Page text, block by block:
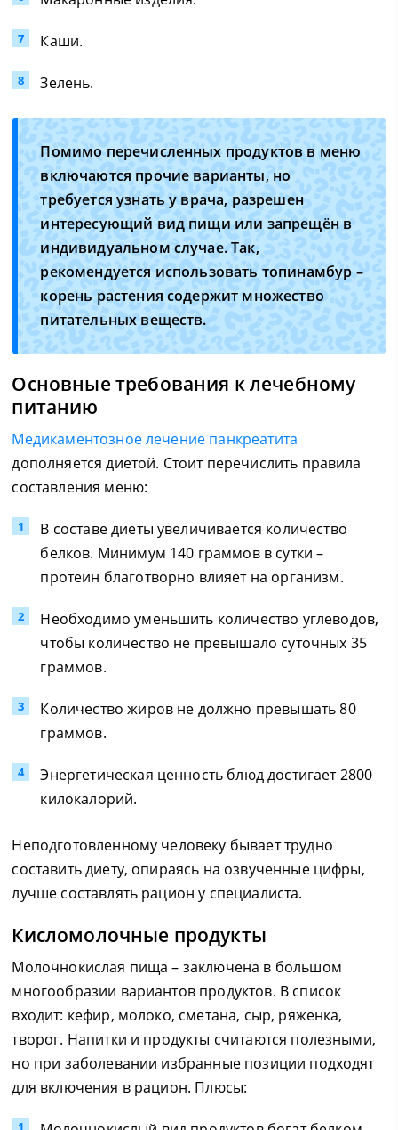
Каши.
Зелень.
Помимо перечисленных продуктов в меню
включаются прочие варианты, но
требуется узнать у врача, разрешен
интересующий вид пищи или запрещён в
индивидуальном случае. Так,
рекомендуется использовать топинамбур –
корень растения содержит множество
питательных веществ.
Основные требования к лечебному
питанию
Медикаментозное лечение панкреатита
дополняется диетой. Стоит перечислить правила
составления меню:
В составе диеты увеличивается количество
белков. Минимум 140 граммов в сутки –
протеин благотворно влияет на организм.
Необходимо уменьшить количество углеводов,
чтобы количество не превышало суточных 35
граммов.
Количество жиров не должно превышать 80
граммов.
Энергетическая ценность блюд достигает 2800
килокалорий.
Неподготовленному человеку бывает трудно
составить диету, опираясь на озвученные цифры,
лучше составлять рацион у специалиста.
Кисломолочные продукты
Молочнокислая пища – заключена в большом
многообразии вариантов продуктов. В список
входит: кефир, молоко, сметана, сыр, ряженка,
творог. Напитки и продукты считаются полезными,
но при заболевании избранные позиции подходят
для включения в рацион. Плюсы: